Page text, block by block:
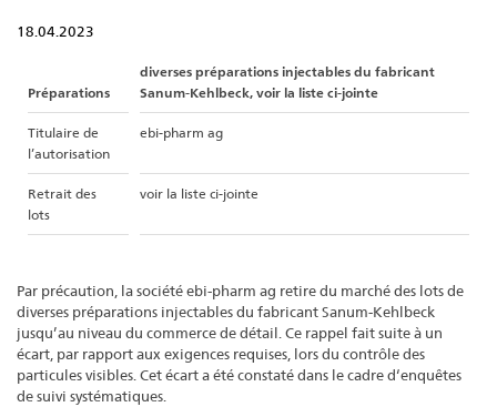
18.04.2023
Préparations
diverses préparations injectables du fabricant
Sanum-Kehlbeck, voir la liste ci-jointe
Titulaire de
l’autorisation
ebi-pharm ag
Retrait des
lots
voir la liste ci-jointe
Par précaution, la société ebi-pharm ag retire du marché des lots de
diverses préparations injectables du fabricant Sanum-Kehlbeck
jusqu’au niveau du commerce de détail. Ce rappel fait suite à un
écart, par rapport aux exigences requises, lors du contrôle des
particules visibles. Cet écart a été constaté dans le cadre d‘enquêtes
de suivi systématiques.